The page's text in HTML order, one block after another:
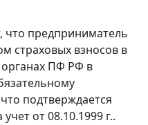
что предприниматель
страховых взносов в
ПФ РФ в
подтверждается
от 08.10.1999 г..